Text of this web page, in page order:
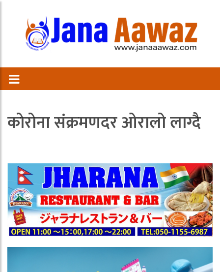
काेराेना संक्रमणदर ओरालो लाग्दै